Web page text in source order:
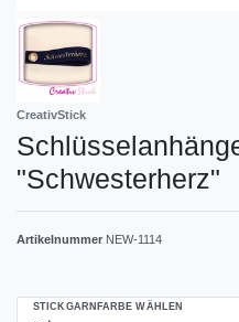
CreativStick
"Schwesterherz"
Artikelnummer NEW-1114
STICKGARNFARBE WÄHLEN